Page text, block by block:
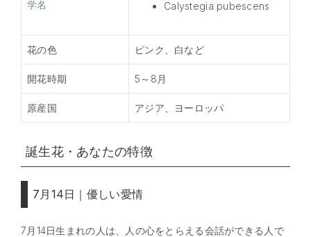
学名 Calystegia pubescens
花の色 ピンク、白など
開花時期 5～8月
原産国 アジア、ヨーロッパ
誕生花・あなたの特徴
7月14日｜優しい愛情
7月14日生まれの人は、人の心をとらえる会話ができる人で